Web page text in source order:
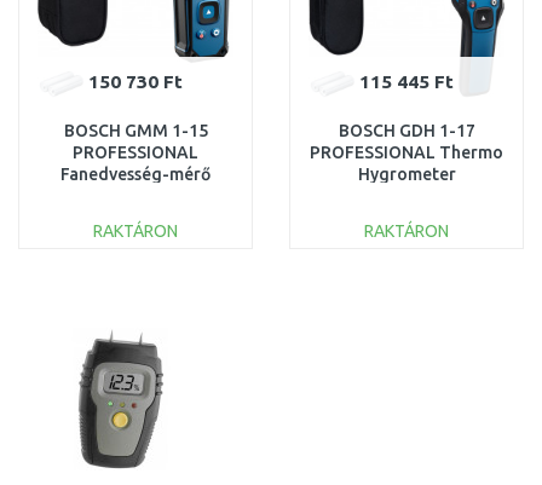
150 730 Ft
BOSCH GMM 1-15
PROFESSIONAL
Fanedvesség-mérő
RAKTÁRON
115 445 Ft
BOSCH GDH 1-17
PROFESSIONAL Thermo
Hygrometer
RAKTÁRON